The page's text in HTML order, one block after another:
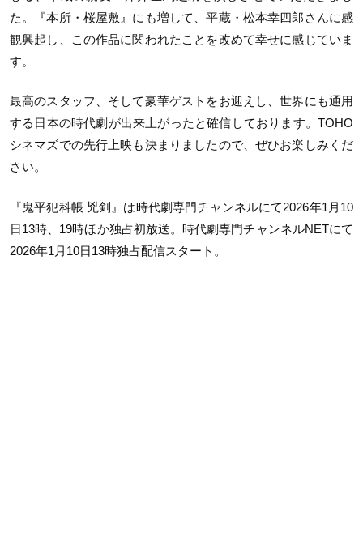
た。『本所・桜屋敷』にも増して、平蔵・松本幸四郎さんに感
観興起し、この作品に関われたことを改めて幸せに感じていま
す。
最高のスタッフ、そして豪華ゲストをお迎えし、世界にも通用
する日本の時代劇が出来上がったと確信しております。TOHO
シネマズでの先行上映も決まりましたので、ぜひお楽しみくだ
さい。
『鬼平犯科帳 兇剣』は時代劇専門チャンネルにて2026年1月10
日13時、19時ほか独占初放送。時代劇専門チャンネルNETにて
2026年1月10日13時独占配信スタート。